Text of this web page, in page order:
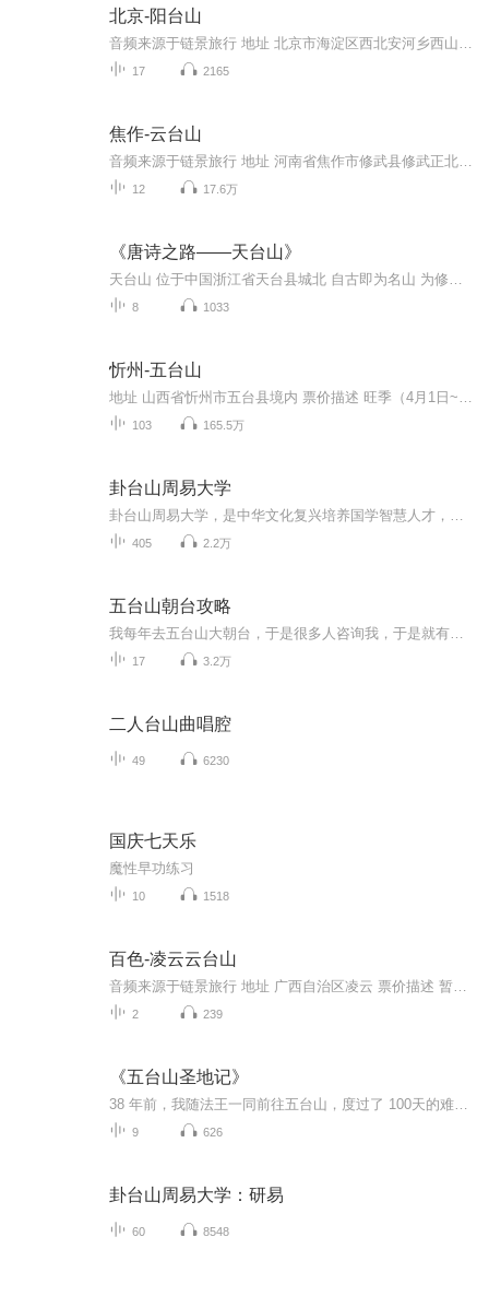
北京-阳台山
17 2165
焦作-云台山
12 17.6万
《唐诗之路——天台山》
8 1033
忻州-五台山
103 165.5万
卦台山周易大学
405 2.2万
五台山朝台攻略
17 3.2万
二人台山曲唱腔
49 6230
国庆七天乐
魔性早功练习
10 1518
百色-凌云云台山
2 239
《五台山圣地记》
9 626
卦台山周易大学：研易
60 8548